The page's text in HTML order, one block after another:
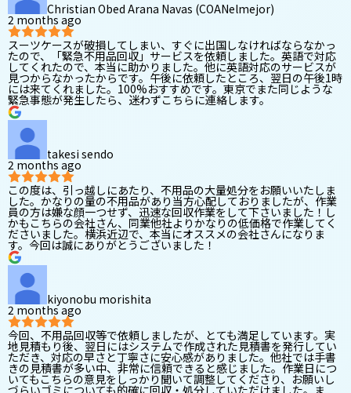
Christian Obed Arana Navas (COANelmejor)
2 months ago
スーツケースが破損してしまい、すぐに出国しなければならなかっ
たので、「緊急不用品回収」サービスを依頼しました。英語で対応
してくれたので、本当に助かりました。他に英語対応のサービスが
見つからなかったからです。午後に依頼したところ、翌日の午後1時
には来てくれました。100%おすすめです。東京でまた同じような
緊急事態が発生したら、迷わずこちらに連絡します。
takesi sendo
2 months ago
この度は、引っ越しにあたり、不用品の大量処分をお願いいたしま
した。かなりの量の不用品があり当方心配しておりましたが、作業
員の方は嫌な顔一つせず、迅速な回収作業をして下さいました！し
かもこちらの会社さん、同業他社よりかなりの低価格で作業してく
ださいました。横浜近辺で、本当にオススメの会社さんになりま
す。今回は誠にありがとうございました！
kiyonobu morishita
2 months ago
今回、不用品回収等で依頼しましたが、とても満足しています。実
地見積もり後、翌日にはシステムで作成された見積書を発行してい
ただき、対応の早さと丁寧さに安心感がありました。他社では手書
きの見積書が多い中、非常に信頼できると感じました。作業日につ
いてもこちらの意見をしっかり聞いて調整してくださり、お願いし